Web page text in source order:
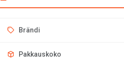
Brändi
Pakkauskoko